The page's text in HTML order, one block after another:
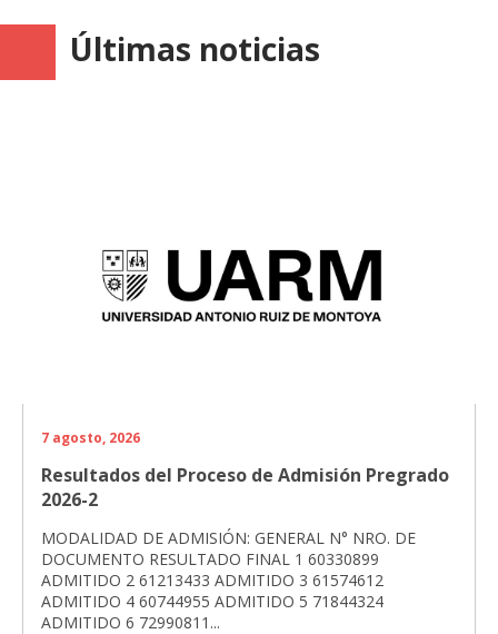
Últimas noticias
7 agosto, 2026
Resultados del Proceso de Admisión Pregrado
2026-2
MODALIDAD DE ADMISIÓN: GENERAL N° NRO. DE
DOCUMENTO RESULTADO FINAL 1 60330899
ADMITIDO 2 61213433 ADMITIDO 3 61574612
ADMITIDO 4 60744955 ADMITIDO 5 71844324
ADMITIDO 6 72990811...